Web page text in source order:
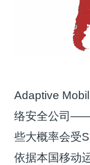
Adaptive
络安全公司——
些大概率会受
依据本国移动